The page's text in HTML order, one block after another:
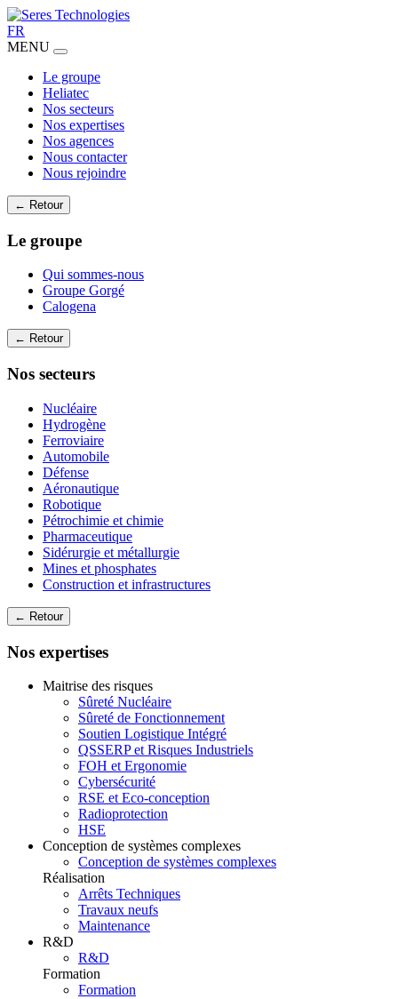
FR
MENU
Le groupe
Heliatec
Nos secteurs
Nos expertises
Nos agences
Nous contacter
Nous rejoindre
← Retour
Le groupe
Qui sommes-nous
Groupe Gorgé
Calogena
← Retour
Nos secteurs
Nucléaire
Hydrogène
Ferroviaire
Automobile
Défense
Aéronautique
Robotique
Pétrochimie et chimie
Pharmaceutique
Sidérurgie et métallurgie
Mines et phosphates
Construction et infrastructures
← Retour
Nos expertises
Maitrise des risques
Sûreté Nucléaire
Sûreté de Fonctionnement
Soutien Logistique Intégré
QSSERP et Risques Industriels
FOH et Ergonomie
Cybersécurité
RSE et Eco-conception
Radioprotection
HSE
Conception de systèmes complexes
Conception de systèmes complexes
Réalisation
Arrêts Techniques
Travaux neufs
Maintenance
R&D
R&D
Formation
Formation